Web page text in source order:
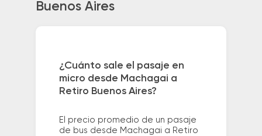
Buenos Aires
¿Cuánto sale el pasaje en
micro desde Machagai a
Retiro Buenos Aires?
El precio promedio de un pasaje
de bus desde Machagai a Retiro